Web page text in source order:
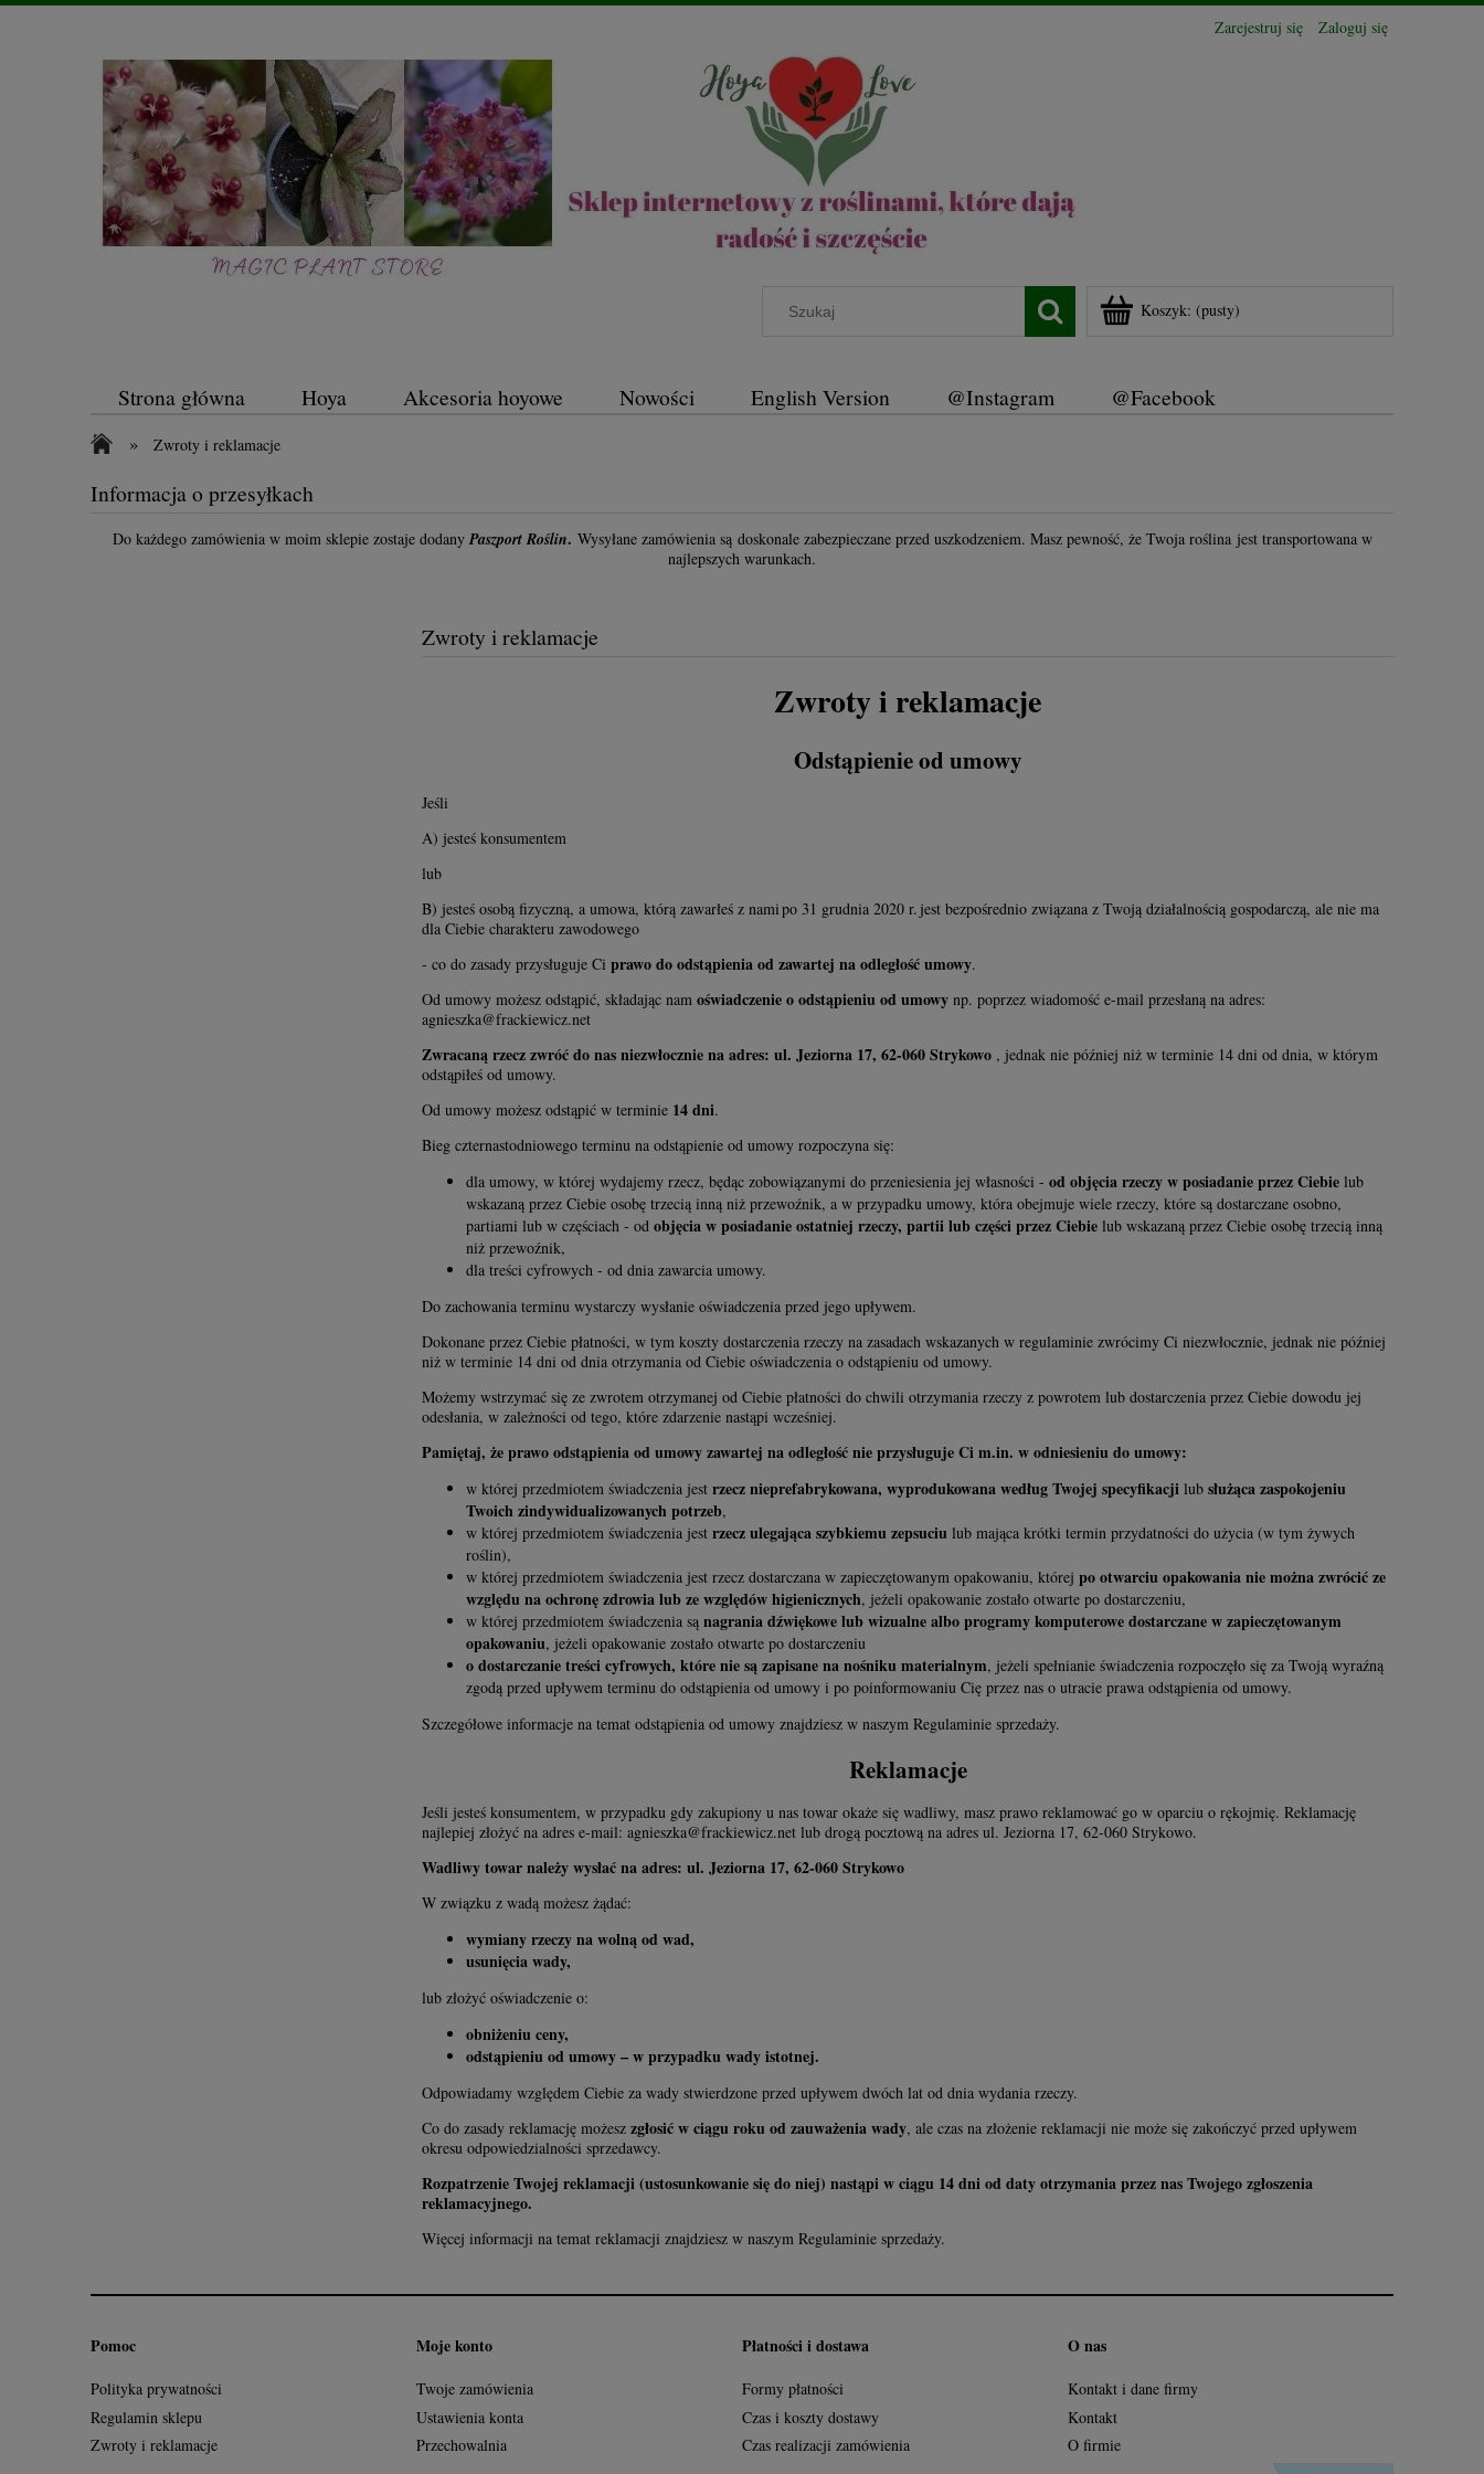
Zarejestruj się Zaloguj się
Koszyk: (pusty)
Strona główna Hoya Akcesoria hoyowe Nowości English Version @Instagram @Facebook
» Zwroty i reklamacje
Informacja o przesyłkach
Do każdego zamówienia w moim sklepie zostaje dodany Paszport Roślin. Wysyłane zamówienia są doskonale zabezpieczane przed uszkodzeniem. Masz pewność, że Twoja roślina jest transportowana w
najlepszych warunkach.
Zwroty i reklamacje
Zwroty i reklamacje
Odstąpienie od umowy
Jeśli
A) jesteś konsumentem
lub
B) jesteś osobą fizyczną, a umowa, którą zawarłeś z nami po 31 grudnia 2020 r. jest bezpośrednio związana z Twoją działalnością gospodarczą, ale nie ma
dla Ciebie charakteru zawodowego
- co do zasady przysługuje Ci prawo do odstąpienia od zawartej na odległość umowy.
Od umowy możesz odstąpić, składając nam oświadczenie o odstąpieniu od umowy np. poprzez wiadomość e-mail przesłaną na adres:
agnieszka@frackiewicz.net
Zwracaną rzecz zwróć do nas niezwłocznie na adres: ul. Jeziorna 17, 62-060 Strykowo , jednak nie później niż w terminie 14 dni od dnia, w którym
odstąpiłeś od umowy.
Od umowy możesz odstąpić w terminie 14 dni.
Bieg czternastodniowego terminu na odstąpienie od umowy rozpoczyna się:
dla umowy, w której wydajemy rzecz, będąc zobowiązanymi do przeniesienia jej własności - od objęcia rzeczy w posiadanie przez Ciebie lub
wskazaną przez Ciebie osobę trzecią inną niż przewoźnik, a w przypadku umowy, która obejmuje wiele rzeczy, które są dostarczane osobno,
partiami lub w częściach - od objęcia w posiadanie ostatniej rzeczy, partii lub części przez Ciebie lub wskazaną przez Ciebie osobę trzecią inną
niż przewoźnik,
dla treści cyfrowych - od dnia zawarcia umowy.
Do zachowania terminu wystarczy wysłanie oświadczenia przed jego upływem.
Dokonane przez Ciebie płatności, w tym koszty dostarczenia rzeczy na zasadach wskazanych w regulaminie zwrócimy Ci niezwłocznie, jednak nie później
niż w terminie 14 dni od dnia otrzymania od Ciebie oświadczenia o odstąpieniu od umowy.
Możemy wstrzymać się ze zwrotem otrzymanej od Ciebie płatności do chwili otrzymania rzeczy z powrotem lub dostarczenia przez Ciebie dowodu jej
odesłania, w zależności od tego, które zdarzenie nastąpi wcześniej.
Pamiętaj, że prawo odstąpienia od umowy zawartej na odległość nie przysługuje Ci m.in. w odniesieniu do umowy:
w której przedmiotem świadczenia jest rzecz nieprefabrykowana, wyprodukowana według Twojej specyfikacji lub służąca zaspokojeniu
Twoich zindywidualizowanych potrzeb,
w której przedmiotem świadczenia jest rzecz ulegająca szybkiemu zepsuciu lub mająca krótki termin przydatności do użycia (w tym żywych
roślin),
w której przedmiotem świadczenia jest rzecz dostarczana w zapieczętowanym opakowaniu, której po otwarciu opakowania nie można zwrócić ze
względu na ochronę zdrowia lub ze względów higienicznych, jeżeli opakowanie zostało otwarte po dostarczeniu,
w której przedmiotem świadczenia są nagrania dźwiękowe lub wizualne albo programy komputerowe dostarczane w zapieczętowanym
opakowaniu, jeżeli opakowanie zostało otwarte po dostarczeniu
o dostarczanie treści cyfrowych, które nie są zapisane na nośniku materialnym, jeżeli spełnianie świadczenia rozpoczęło się za Twoją wyraźną
zgodą przed upływem terminu do odstąpienia od umowy i po poinformowaniu Cię przez nas o utracie prawa odstąpienia od umowy.
Szczegółowe informacje na temat odstąpienia od umowy znajdziesz w naszym Regulaminie sprzedaży.
Reklamacje
Jeśli jesteś konsumentem, w przypadku gdy zakupiony u nas towar okaże się wadliwy, masz prawo reklamować go w oparciu o rękojmię. Reklamację
najlepiej złożyć na adres e-mail: agnieszka@frackiewicz.net lub drogą pocztową na adres ul. Jeziorna 17, 62-060 Strykowo.
Wadliwy towar należy wysłać na adres: ul. Jeziorna 17, 62-060 Strykowo
W związku z wadą możesz żądać:
wymiany rzeczy na wolną od wad,
usunięcia wady,
lub złożyć oświadczenie o:
obniżeniu ceny,
odstąpieniu od umowy – w przypadku wady istotnej.
Odpowiadamy względem Ciebie za wady stwierdzone przed upływem dwóch lat od dnia wydania rzeczy.
Co do zasady reklamację możesz zgłosić w ciągu roku od zauważenia wady, ale czas na złożenie reklamacji nie może się zakończyć przed upływem
okresu odpowiedzialności sprzedawcy.
Rozpatrzenie Twojej reklamacji (ustosunkowanie się do niej) nastąpi w ciągu 14 dni od daty otrzymania przez nas Twojego zgłoszenia
reklamacyjnego.
Więcej informacji na temat reklamacji znajdziesz w naszym Regulaminie sprzedaży.
Pomoc
Polityka prywatności
Regulamin sklepu
Zwroty i reklamacje
Moje konto
Twoje zamówienia
Ustawienia konta
Przechowalnia
Płatności i dostawa
Formy płatności
Czas i koszty dostawy
Czas realizacji zamówienia
O nas
Kontakt i dane firmy
Kontakt
O firmie